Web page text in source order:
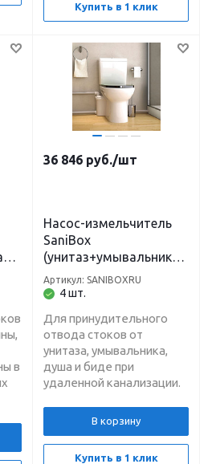
Купить в 1 клик
в
36 846 руб./шт
Насос-измельчитель
SaniBox
(унитаз+умывальник+д
уш+биде) откачивание
H-4 м, L-80 м
4 шт.
Артикул: SANIBOXRU
Для принудительного
отвода стоков от
унитаза, умывальника,
душа и биде при
удаленной канализации.
В корзину
Купить в 1 клик